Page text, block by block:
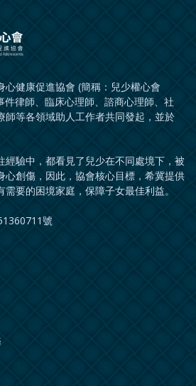
心健康促進協會 (簡稱：兒少權心會
件律師、臨床心理師、諮商心理師、社
師等各領域助人工作者共同發起，並於
經驗中，都看見了兒少在不同處境下，被
心創傷，因此，協會核心目標，希冀提供
要的困境家庭，保障子女最佳利益。
號